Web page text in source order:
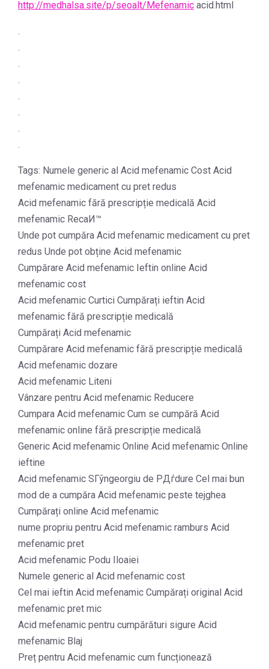
http://medhalsa.site/p/seoalt/Mefenamic acid.html
.
.
.
.
.
.
.
.
Tags: Numele generic al Acid mefenamic Cost Acid
mefenamic medicament cu pret redus
Acid mefenamic fără prescripție medicală Acid
mefenamic RecaИ™
Unde pot cumpăra Acid mefenamic medicament cu pret
redus Unde pot obține Acid mefenamic
Cumpărare Acid mefenamic Ieftin online Acid
mefenamic cost
Acid mefenamic Curtici Cumpărați ieftin Acid
mefenamic fără prescripție medicală
Cumpărați Acid mefenamic
Cumpărare Acid mefenamic fără prescripție medicală
Acid mefenamic dozare
Acid mefenamic Liteni
Vânzare pentru Acid mefenamic Reducere
Cumpara Acid mefenamic Cum se cumpără Acid
mefenamic online fără prescripție medicală
Generic Acid mefenamic Online Acid mefenamic Online
ieftine
Acid mefenamic SГўngeorgiu de PДѓdure Cel mai bun
mod de a cumpăra Acid mefenamic peste tejghea
Cumpărați online Acid mefenamic
nume propriu pentru Acid mefenamic ramburs Acid
mefenamic pret
Acid mefenamic Podu Iloaiei
Numele generic al Acid mefenamic cost
Cel mai ieftin Acid mefenamic Cumpărați original Acid
mefenamic pret mic
Acid mefenamic pentru cumpărături sigure Acid
mefenamic Blaj
Preț pentru Acid mefenamic cum funcționează